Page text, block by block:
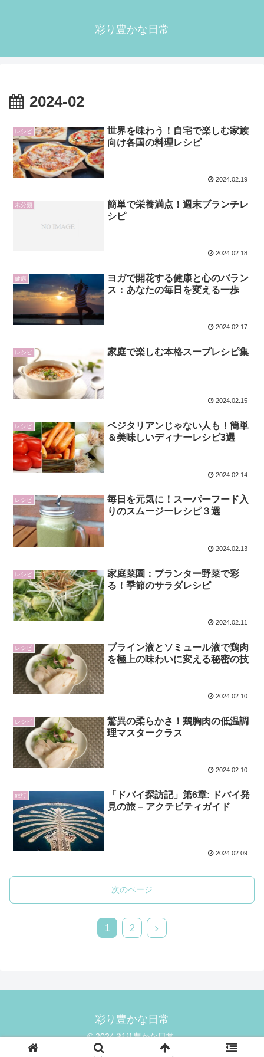
彩り豊かな日常
2024-02
レシピ
世界を味わう！自宅で楽しむ家族
向け各国の料理レシピ
2024.02.19
未分類
簡単で栄養満点！週末ブランチレ
シピ
2024.02.18
健康
ヨガで開花する健康と心のバラン
ス：あなたの毎日を変える一歩
2024.02.17
レシピ 家庭で楽しむ本格スープレシピ集
2024.02.15
レシピ
ベジタリアンじゃない人も！簡単
＆美味しいディナーレシピ3選
2024.02.14
レシピ
毎日を元気に！スーパーフード入
りのスムージーレシピ３選
2024.02.13
レシピ
家庭菜園：プランター野菜で彩
る！季節のサラダレシピ
2024.02.11
レシピ
ブライン液とソミュール液で鶏肉
を極上の味わいに変える秘密の技
2024.02.10
レシピ
驚異の柔らかさ！鶏胸肉の低温調
理マスタークラス
2024.02.10
旅行
「ドバイ探訪記」第6章: ドバイ発
見の旅 – アクテビティガイド
2024.02.09
次のページ
1 2
次
彩り豊かな日常
© 2024 彩り豊かな日常.